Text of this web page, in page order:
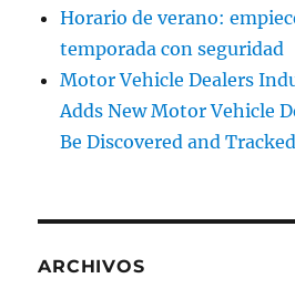
Horario de verano:
temporada con seguridad
Motor Vehicle Dealers
Adds New Motor Vehicle
Be Discovered and Tracked
ARCHIVOS